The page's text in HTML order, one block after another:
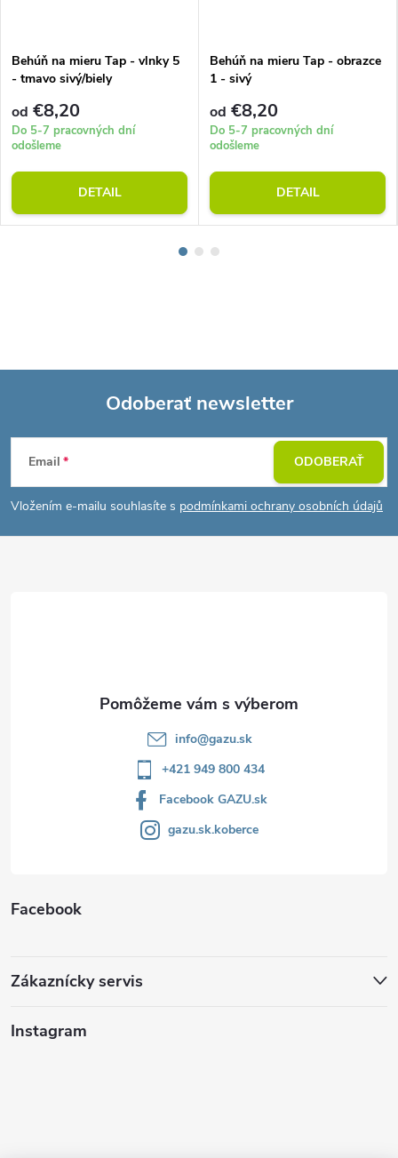
Behúň na mieru Tap - vlnky 5
- tmavo sivý/biely
od €8,20
Do 5-7 pracovných dní
odošleme
DETAIL
Behúň na mieru Tap - obrazce
1 - sivý
od €8,20
Do 5-7 pracovných dní
odošleme
DETAIL
Z
á
p
Odoberať newsletter
Email
Vložením e-mailu souhlasíte s podmínkami ochrany osobních údajů
ODOBERAŤ
info@gazu.sk
+421 949 800 434
Facebook GAZU.sk
gazu.sk.koberce
Facebook
Zákaznícky servis
Instagram